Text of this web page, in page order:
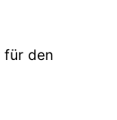
für den